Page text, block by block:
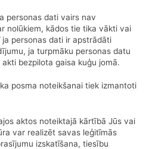
personas dati vairs nav
nolūkiem, kādos tie tika vākti vai
personas dati ir apstrādāti
ja turpmāku personas datu
bezpilota gaisa kuģu jomā.
posma noteikšanai tiek izmantoti
aktos noteiktajā kārtībā Jūs vai
var realizēt savas leģitīmās
izskatīšana, tiesību